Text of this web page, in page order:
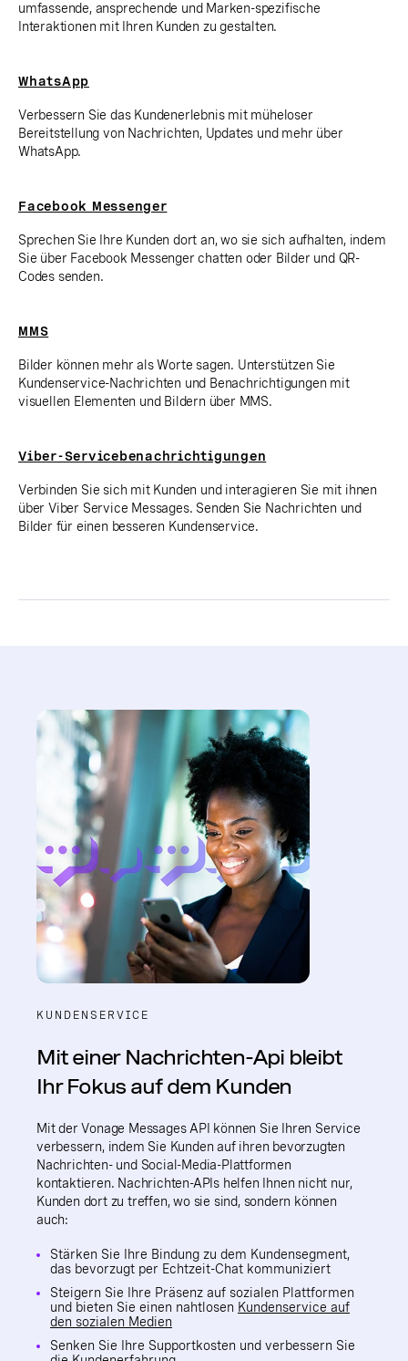
umfassende, ansprechende und Marken-spezifische
Interaktionen mit Ihren Kunden zu gestalten.
WhatsApp
Verbessern Sie das Kundenerlebnis mit müheloser
Bereitstellung von Nachrichten, Updates und mehr über
WhatsApp.
Facebook Messenger
Sprechen Sie Ihre Kunden dort an, wo sie sich aufhalten, indem
Sie über Facebook Messenger chatten oder Bilder und QR-
Codes senden.
MMS
Bilder können mehr als Worte sagen. Unterstützen Sie
Kundenservice-Nachrichten und Benachrichtigungen mit
visuellen Elementen und Bildern über MMS.
Viber-Servicebenachrichtigungen
Verbinden Sie sich mit Kunden und interagieren Sie mit ihnen
über Viber Service Messages. Senden Sie Nachrichten und
Bilder für einen besseren Kundenservice.
KUNDENSERVICE
Mit einer Nachrichten-Api bleibt
Ihr Fokus auf dem Kunden
Mit der Vonage Messages API können Sie Ihren Service
verbessern, indem Sie Kunden auf ihren bevorzugten
Nachrichten- und Social-Media-Plattformen
kontaktieren. Nachrichten-APIs helfen Ihnen nicht nur,
Kunden dort zu treffen, wo sie sind, sondern können
auch:
Stärken Sie Ihre Bindung zu dem Kundensegment,
das bevorzugt per Echtzeit-Chat kommuniziert
Steigern Sie Ihre Präsenz auf sozialen Plattformen
und bieten Sie einen nahtlosen Kundenservice auf
den sozialen Medien
Senken Sie Ihre Supportkosten und verbessern Sie